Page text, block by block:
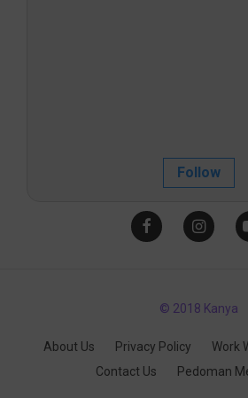
Follow
© 2018 Kanya
About Us Privacy Policy Work
Contact Us
Pedoman